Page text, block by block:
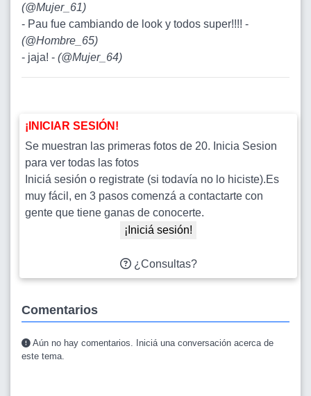
(@Mujer_61)
- Pau fue cambiando de look y todos super!!!! -
(@Hombre_65)
- jaja! - (@Mujer_64)
¡INICIAR SESIÓN!
Se muestran las primeras fotos de 20. Inicia Sesion
para ver todas las fotos
Iniciá sesión o registrate (si todavía no lo hiciste).Es
muy fácil, en 3 pasos comenzá a contactarte con
gente que tiene ganas de conocerte.
¡Iniciá sesión!
¿Consultas?
Comentarios
Aún no hay comentarios. Iniciá una conversación acerca de
este tema.